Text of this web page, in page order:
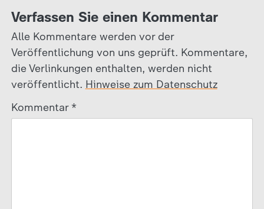
Verfassen Sie einen Kommentar
Alle Kommentare werden vor der
Veröffentlichung von uns geprüft. Kommentare,
die Verlinkungen enthalten, werden nicht
veröffentlicht. Hinweise zum Datenschutz
Kommentar *